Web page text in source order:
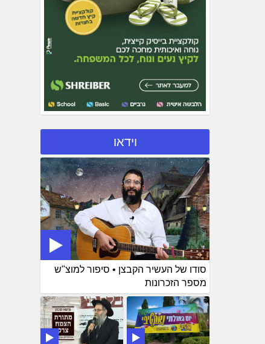
וידאו
סודו של העשיר הקבצן • סיפור למוצ"ש
מספר הזכרונות